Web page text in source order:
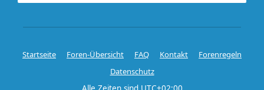
Startseite Foren-Übersicht FAQ Kontakt
Forenregeln
Datenschutz